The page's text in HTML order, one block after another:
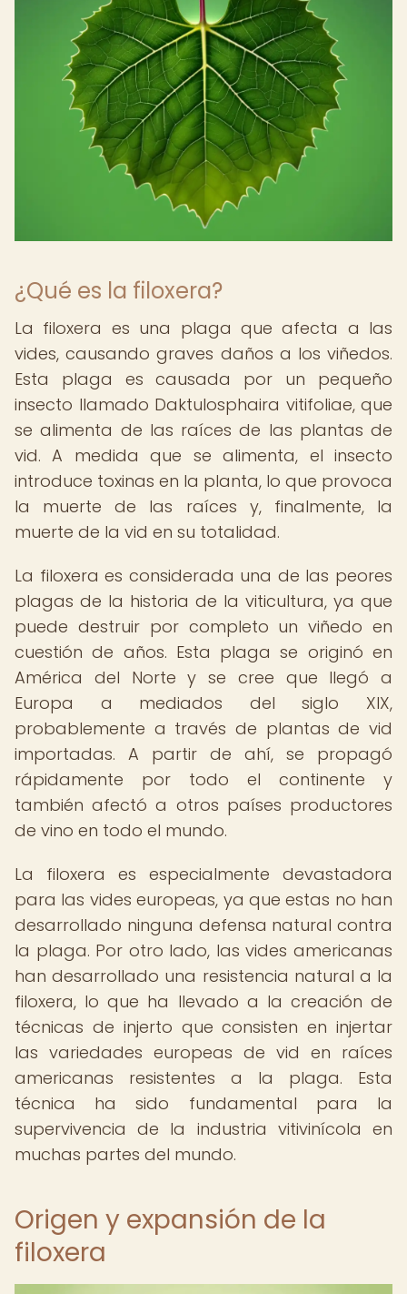
¿Qué es la filoxera?
La filoxera es una plaga que afecta a las
vides, causando graves daños a los viñedos.
Esta plaga es causada por un pequeño
insecto llamado Daktulosphaira vitifoliae, que
se alimenta de las raíces de las plantas de
vid. A medida que se alimenta, el insecto
introduce toxinas en la planta, lo que provoca
la muerte de las raíces y, finalmente, la
muerte de la vid en su totalidad.
La filoxera es considerada una de las peores
plagas de la historia de la viticultura, ya que
puede destruir por completo un viñedo en
cuestión de años. Esta plaga se originó en
América del Norte y se cree que llegó a
Europa a mediados del siglo XIX,
probablemente a través de plantas de vid
importadas. A partir de ahí, se propagó
rápidamente por todo el continente y
también afectó a otros países productores
de vino en todo el mundo.
La filoxera es especialmente devastadora
para las vides europeas, ya que estas no han
desarrollado ninguna defensa natural contra
la plaga. Por otro lado, las vides americanas
han desarrollado una resistencia natural a la
filoxera, lo que ha llevado a la creación de
técnicas de injerto que consisten en injertar
las variedades europeas de vid en raíces
americanas resistentes a la plaga. Esta
técnica ha sido fundamental para la
supervivencia de la industria vitivinícola en
muchas partes del mundo.
Origen y expansión de la
filoxera